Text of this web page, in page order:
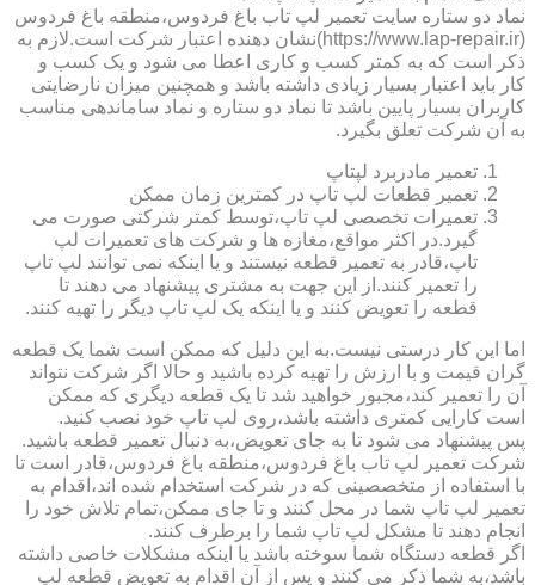
نماد دو ستاره سایت تعمیر لپ تاب باغ فردوس،منطقه باغ فردوس
(https://www.lap-repair.ir)نشان دهنده اعتبار شرکت است.لازم به
ذکر است که به کمتر کسب و کاری اعطا می شود و یک کسب و
کار باید اعتبار بسیار زیادی داشته باشد و همچنین میزان نارضایتی
کاربران بسیار پایین باشد تا نماد دو ستاره و نماد ساماندهی مناسب
به آن شرکت تعلق بگیرد.
تعمیر مادربرد لپتاپ
تعمیر قطعات لپ تاپ در کمترین زمان ممکن
تعمیرات تخصصی لپ تاپ،توسط کمتر شرکتی صورت می
گیرد.در اکثر مواقع،مغازه ها و شرکت های تعمیرات لپ
تاپ،قادر به تعمیر قطعه نیستند و یا اینکه نمی توانند لپ تاپ
را تعمیر کنند.از این جهت به مشتری پیشنهاد می دهند تا
قطعه را تعویض کنند و یا اینکه یک لپ تاپ دیگر را تهیه کنند.
اما این کار درستی نیست.به این دلیل که ممکن است شما یک قطعه
گران قیمت و با ارزش را تهیه کرده باشید و حالا اگر شرکت نتواند
آن را تعمیر کند،مجبور خواهید شد تا یک قطعه دیگری که ممکن
است کارایی کمتری داشته باشد،روی لپ تاپ خود نصب کنید.
پس پیشنهاد می شود تا به جای تعویض،به دنبال تعمیر قطعه باشید.
شرکت تعمیر لپ تاب باغ فردوس،منطقه باغ فردوس،قادر است تا
با استفاده از متخصصینی که در شرکت استخدام شده اند،اقدام به
تعمیر لپ تاپ شما در محل کنند و تا جای ممکن،تمام تلاش خود را
انجام دهند تا مشکل لپ تاپ شما را برطرف کنند.
اگر قطعه دستگاه شما سوخته باشد یا اینکه مشکلات خاصی داشته
باشد،به شما ذکر می کنند و پس از آن اقدام به تعویض قطعه لپ